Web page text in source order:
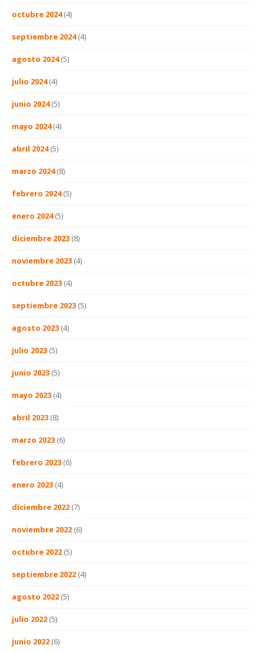
octubre 2024(4)
septiembre 2024(4)
agosto 2024(5)
julio 2024(4)
junio 2024(5)
mayo 2024(4)
abril 2024(5)
marzo 2024(8)
febrero 2024(5)
enero 2024(5)
diciembre 2023 (8)
noviembre 2023 (4)
octubre 2023 (4)
septiembre 2023 (5)
agosto 2023 (4)
julio 2023 (5)
junio 2023 (5)
mayo 2023 (4)
abril 2023 (8)
marzo 2023 (6)
febrero 2023 (6)
enero 2023 (4)
diciembre 2022 (7)
noviembre 2022 (6)
octubre 2022 (5)
septiembre 2022 (4)
agosto 2022 (5)
julio 2022 (5)
junio 2022 (6)